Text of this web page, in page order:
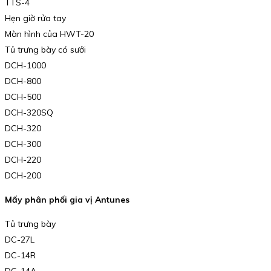
TTS-4
Hẹn giờ rửa tay
Màn hình của HWT-20
Tủ trưng bày có sưởi
DCH-1000
DCH-800
DCH-500
DCH-320SQ
DCH-320
DCH-300
DCH-220
DCH-200
Mấy phân phối gia vị Antunes
Tủ trưng bày
DC-27L
DC-14R